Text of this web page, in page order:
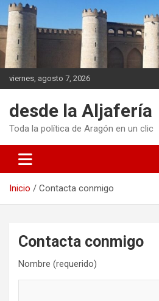
Saltar
contenido
viernes, agosto 7, 2026
desde la Aljafería
Toda la política de Aragón en un clic
Inicio Contacta conmigo
Contacta conmigo
Nombre (requerido)